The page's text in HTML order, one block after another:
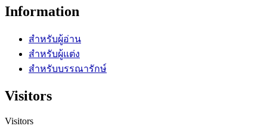
Information
สำหรับผู้อ่าน
สำหรับผู้แต่ง
สำหรับบรรณารักษ์
Visitors
Visitors